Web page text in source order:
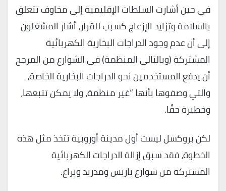
في حين أشارت السلطات الإقليمية إلى مخاوف تتعلق
بالسلامة وتزايد الإزعاج كسبب للقرار، أشار المشغلون
إلى أن عدم وجود الدراجات البخارية الكهربائية
المشتركة (وبالتالي المنظمة) في الشوارع من المرجح
أن يدفع المستخدمين نحو الدراجات البخارية الخاصة،
والتي وصفوها بأنها “غير منظمة، ولا يمكن تتبعها،
وخطيرة حقًا.
لكن بروكسل ليست أول مدينة أوروبية تتخذ مثل هذه
الخطوة، فقد سبق إزالة الدراجات الكهربائية
المشتركة من شوارع باريس ومدريد وبراغ.